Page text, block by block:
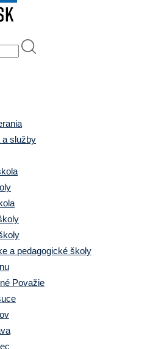
a služby
a pedagogické školy
Považie